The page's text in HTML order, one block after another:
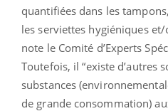
quantifiées dans les
les serviettes hygiéniques et/
note le Comité d’Experts
Toutefois, il “existe d’autres
substances
de grande consommation)